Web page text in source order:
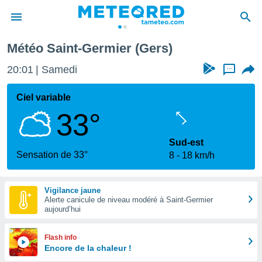
de
Météo Saint-Germier (Gers)
20:01 Samedi ...
Ciel variable
33°
Sensation de 33°
Sud-est
8
18 km/h
Vigilance jaune
Alerte canicule de niveau modéré à Saint-Germier
aujourd’hui
Flash info
Encore de la chaleur !